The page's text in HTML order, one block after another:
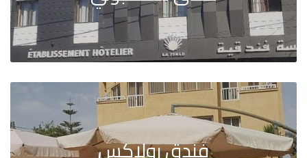
فندق رولاكس